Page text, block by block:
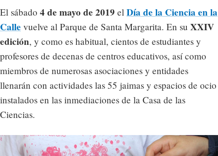
El sábado 4 de mayo de 2019 el Día de la Ciencia en la
Calle vuelve al Parque de Santa Margarita. En su XXIV
edición, y como es habitual, cientos de estudiantes y
profesores de decenas de centros educativos, así como
miembros de numerosas asociaciones y entidades
llenarán con actividades las 55 jaimas y espacios de ocio
instalados en las inmediaciones de la Casa de las
Ciencias.